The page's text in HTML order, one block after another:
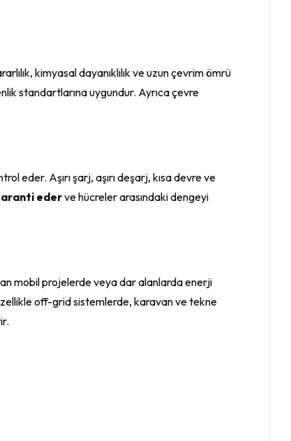
kimyasal dayanıklılık ve uzun çevrim ömrü
standartlarına uygundur. Ayrıca çevre
eder. Aşırı şarj, aşırı deşarj, kısa devre ve
ederve hücreler arasındaki dengeyi
mobil projelerde veya dar alanlarda enerji
off-grid sistemlerde, karavan ve tekne